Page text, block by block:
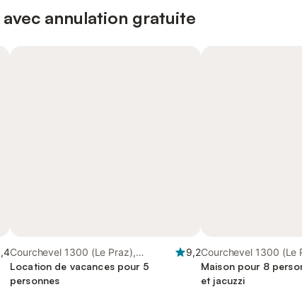
annulation gratuite
Courchevel 1300 (Le Praz),
Courchevel
9,2
Location de vacances pour 5
personnes
Courchevel 1300 (Le
Courchevel
Maison pour 8
et jacuzzi